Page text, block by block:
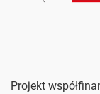
Projekt